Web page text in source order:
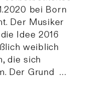
bei Born
Der Musiker
Idee 2016
weiblich
die sich
Der Grund …